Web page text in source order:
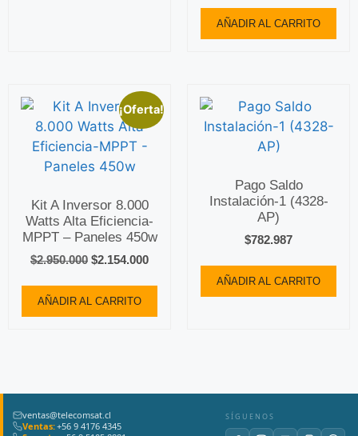
AÑADIR AL CARRITO
¡Oferta!
Kit A Inversor 8.000
Watts Alta Eficiencia-
MPPT – Paneles 450w
$2.950.000 $2.154.000
AÑADIR AL CARRITO
Pago Saldo
Instalación-1 (4328-
AP)
$782.987
AÑADIR AL CARRITO
ventas@telecomsat.cl
Ventas:+56 9 4176 4345
SÍGUENOS